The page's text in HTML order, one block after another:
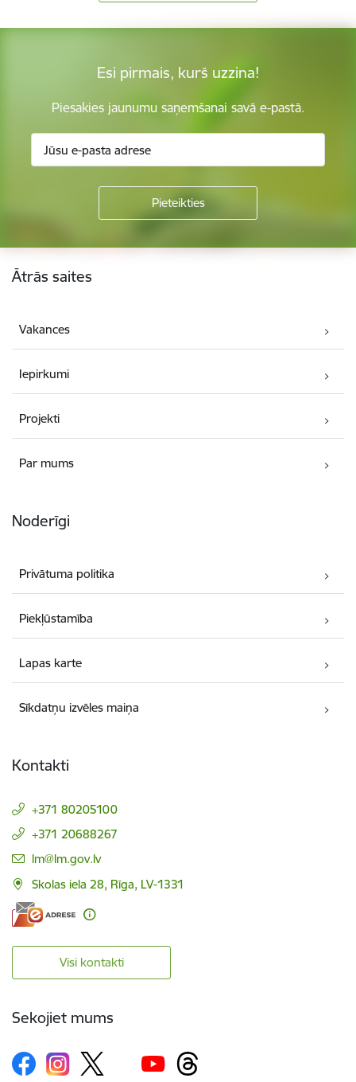
Esi pirmais, kurš uzzina!
Piesakies jaunumu saņemšanai savā e-pastā.
Kājene
Ātrās saites
Vakances
Iepirkumi
Projekti
Par mums
Noderīgi
Privātuma politika
Piekļūstamība
Lapas karte
Sīkdatņu izvēles maiņa
Kontakti
+371 80205100
+371 20688267
E-pasts:
lm@lm.gov.lv
Skolas iela 28, Rīga, LV-1331
Visi kontakti
Sekojiet mums